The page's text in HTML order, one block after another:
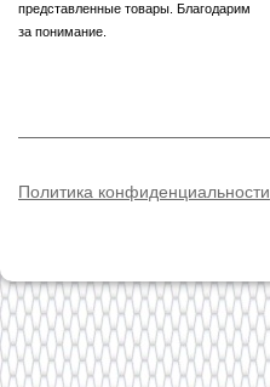
представленные товары. Благодарим
за понимание.
Политика конфиденциальности